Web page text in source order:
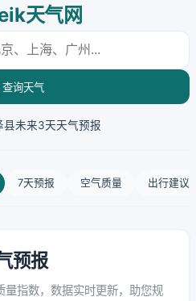
天气网
询天气
县未来3天天气预报
7天预报 空气质量 出行建议
预报
量指数，数据实时更新，助您规